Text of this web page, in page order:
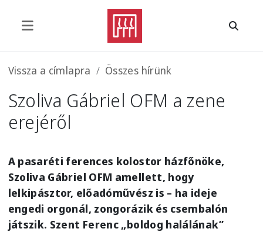
Morzsa
Vissza a címlapra Összes hírünk
Szoliva Gábriel OFM a zene
erejéről
A pasaréti ferences kolostor házfőnöke,
Szoliva Gábriel OFM amellett, hogy
lelkipásztor, előadóművész is – ha ideje
engedi orgonál, zongorázik és csembalón
játszik. Szent Ferenc „boldog halálának”